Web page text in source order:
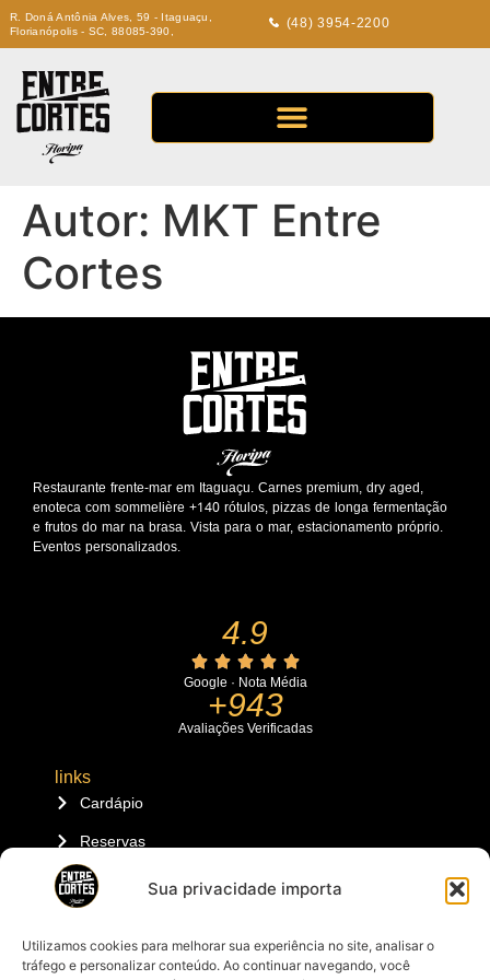
Sua privacidade importa
Utilizamos cookies para melhorar sua experiência no site, analisar o
tráfego e personalizar conteúdo. Ao continuar navegando, você
R. Doná Antônia Alves, 59 - Itaguaçu,
Florianópolis - SC, 88085-390,
(48) 3954-2200
Autor: MKT Entre
Cortes
Restaurante frente-mar em Itaguaçu. Carnes premium, dry aged,
enoteca com sommelière +140 rótulos, pizzas de longa fermentação
e frutos do mar na brasa. Vista para o mar, estacionamento próprio.
Eventos personalizados.
4.9
Google · Nota Média
+943
Avaliações Verificadas
links
Cardápio
Reservas
Localização
Eventos